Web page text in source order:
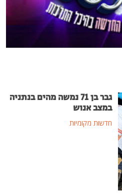
גבר בן 71 נמשה מהים בנתניה
במצב אנוש
חדשות מקומיות